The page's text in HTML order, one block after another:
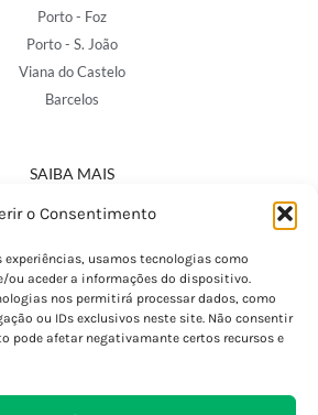
o Consentimento
experiências, usamos tecnologias como
ou aceder a informações do dispositivo.
nos permitirá processar dados, como
ou IDs exclusivos neste site. Não consentir
pode afetar negativamante certos recursos e
Porto - Foz
Porto - S. João
Viana do Castelo
Barcelos
SAIBA MAIS
Política de Privacidade
Termos e Condições
Perguntas Frequentes
Custos de Envio
Internacionais
Devoluções e Trocas